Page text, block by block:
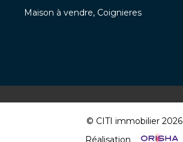
Maison à vendre, Coignieres
© CITI immobilier 2026
Réalisation